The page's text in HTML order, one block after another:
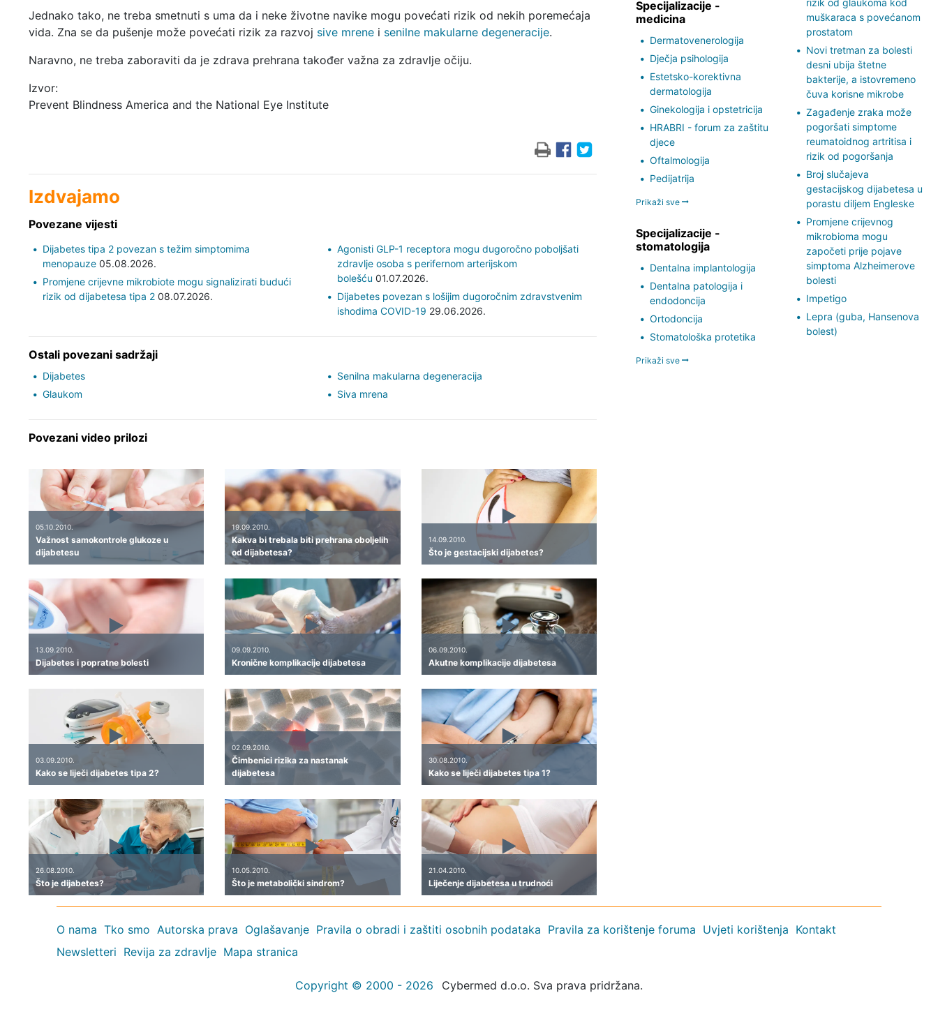
Jednako tako, ne treba smetnuti s uma da i neke životne navike mogu povećati rizik od nekih poremećaja
vida. Zna se da pušenje može povećati rizik za razvoj sive mrenei senilne makularne degeneracije.
Naravno, ne treba zaboraviti da je zdrava prehrana također važna za zdravlje očiju.
Izvor:
Prevent Blindness America and the National Eye Institute
Izdvajamo
Povezane vijesti
Dijabetes tipa 2 povezan s težim simptomima
menopauze05.08.2026.
Promjene crijevne mikrobiote mogu signalizirati budući
rizik od dijabetesa tipa 208.07.2026.
Agonisti GLP-1 receptora mogu dugoročno poboljšati
zdravlje osoba s perifernom arterijskom
bolešću 01.07.2026.
Dijabetes povezan s lošijim dugoročnim zdravstvenim
ishodima COVID-19 29.06.2026.
Ostali povezani sadržaji
Dijabetes
Glaukom
Senilna makularna degeneracija
Siva mrena
Povezani video prilozi
05.10.2010.
Važnost samokontrole glukoze u
dijabetesu
19.09.2010.
Kakva bi trebala biti prehrana oboljelih
od dijabetesa?
14.09.2010.
Što je gestacijski dijabetes?
13.09.2010.
Dijabetes i popratne bolesti
09.09.2010.
Kronične komplikacije dijabetesa
06.09.2010.
Akutne komplikacije dijabetesa
03.09.2010.
Kako se liječi dijabetes tipa 2?
02.09.2010.
Čimbenici rizika za nastanak
dijabetesa
30.08.2010.
Kako se liječi dijabetes tipa 1?
26.08.2010.
Što je dijabetes?
10.05.2010.
Što je metabolički sindrom?
21.04.2010.
Liječenje dijabetesa u trudnoći
Specijalizacije -
medicina
Dermatovenerologija
Dječja psihologija
Estetsko-korektivna
dermatologija
Ginekologija i opstetricija
HRABRI - forum za zaštitu
djece
Oftalmologija
Pedijatrija
Prikaži sve
Specijalizacije -
stomatologija
Dentalna implantologija
Dentalna patologija i
endodoncija
Ortodoncija
Stomatološka protetika
Prikaži sve
muškaraca s povećanom
prostatom
Novi tretman za bolesti
desni ubija štetne
bakterije, a istovremeno
čuva korisne mikrobe
Zagađenje zraka može
pogoršati simptome
reumatoidnog artritisa i
rizik od pogoršanja
Broj slučajeva
gestacijskog dijabetesa u
porastu diljem Engleske
Promjene crijevnog
mikrobioma mogu
započeti prije pojave
simptoma Alzheimerove
bolesti
Impetigo
Lepra (guba, Hansenova
bolest)
O nama Tko smo Autorska prava Oglašavanje Pravila o obradi i zaštiti osobnih podataka Pravila za korištenje foruma Uvjeti korištenja Kontakt
Newsletteri Revija za zdravlje Mapa stranica
Copyright © 2000 - 2026 Cybermed d.o.o. Sva prava pridržana.